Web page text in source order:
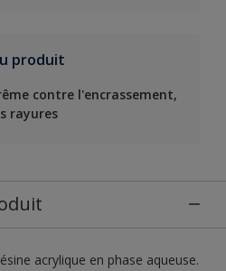
produit
contre l'encrassement,
rayures
acrylique en phase aqueuse.